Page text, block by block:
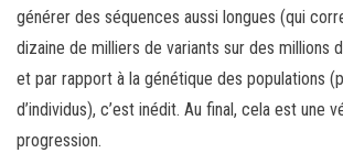
générer des séquences aussi longues (qui
dizaine de milliers de variants sur des millions
et par rapport à la génétique des populations
d’individus), c’est inédit. Au final, cela est une
progression.